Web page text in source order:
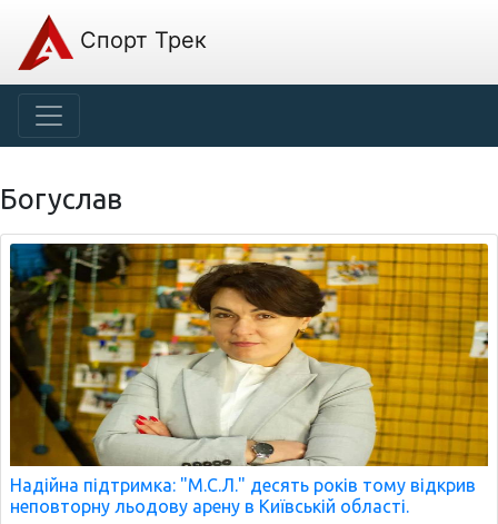
Спорт Трек
Богуслав
Надійна підтримка: "М.С.Л." десять років тому відкрив
неповторну льодову арену в Київській області.